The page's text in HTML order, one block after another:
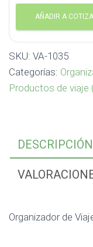
AÑADIR A
SKU: VA-1035
Categorías:
Productos de viaje
DESCRIPCIÓN
Organizador de